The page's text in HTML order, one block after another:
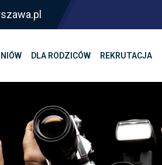
DLA RODZICÓW REKRUTACJA